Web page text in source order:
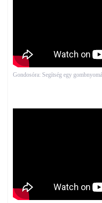
Gondosóra: Segítség egy